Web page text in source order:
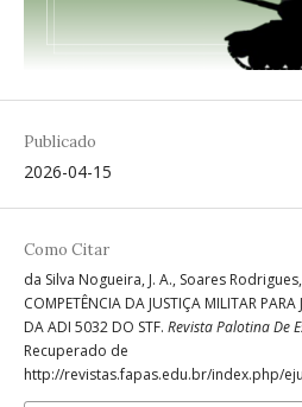
Publicado
2026-04-15
Como Citar
da Silva Nogueira, J. A., Soares
COMPETÊNCIA DA JUSTIÇA MILITAR
DA ADI 5032 DO STF. Revista Palotina De
Recuperado de
http://revistas.fapas.edu.br/index.php/